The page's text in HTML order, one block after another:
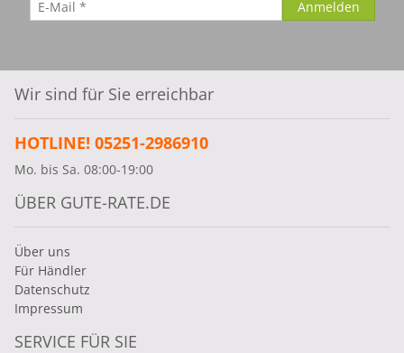
Wir sind für Sie erreichbar
HOTLINE! 05251-2986910
Mo. bis Sa. 08:00-19:00
ÜBER GUTE-RATE.DE
Über uns
Für Händler
Datenschutz
Impressum
SERVICE FÜR SIE